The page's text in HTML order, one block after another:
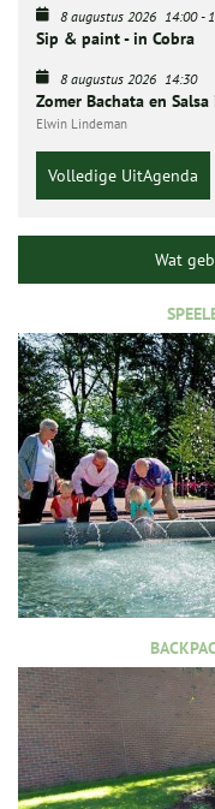
8 augustus 2026 14:00-
Sip & paint - in Cobra
8 augustus 2026 14:30
Zomer Bachata en
Elwin Lindeman
Volledige UitAgenda
Wat